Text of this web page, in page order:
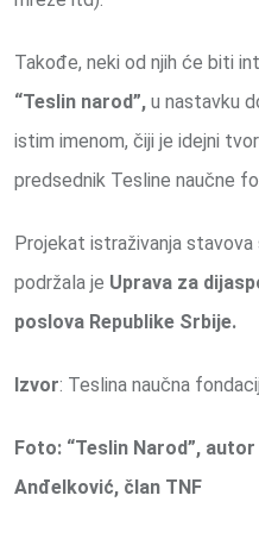
Takođe, neki od njih će biti
“Teslin narod”, u nastavku
istim imenom, čiji je idejni
predsednik Tesline naučne
Projekat istraživanja
podržala je Uprava za
poslova Republike Srbije.
Izvor: Teslina naučna
Foto: “Teslin Narod”,
Anđelković, član TNF